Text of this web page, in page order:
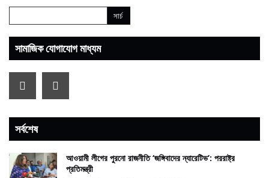
সামাজিক যোগাযোগ মাধ্যম
সর্বশেষ
আওয়ামী লীগের পুরনো রাজনীতি ‘জঙ্গিবাদের ন্যারেটিভ’: পররাষ্ট্র
প্রতিমন্ত্রী